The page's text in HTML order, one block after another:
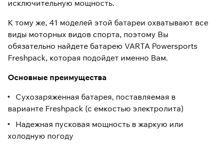
исключительную мощность.
К тому же, 41 моделей этой батареи охватывают все
виды моторных видов спорта, поэтому Вы
обязательно найдете батарею VARTA Powersports
Freshpack, которая подойдет именно Вам.
Основные преимущества
Сухозаряженная батарея, поставляемая в
варианте Freshpack (с емкостью электролита)
Надежная пусковая мощность в жаркую или
холодную погоду